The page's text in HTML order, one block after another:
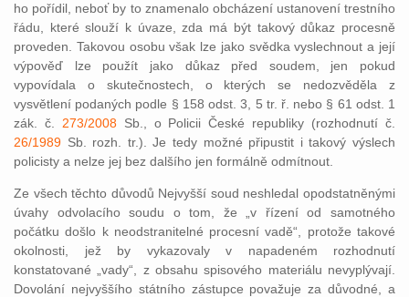
ho pořídil, neboť by to znamenalo obcházení ustanovení trestního
řádu, které slouží k úvaze, zda má být takový důkaz procesně
proveden. Takovou osobu však lze jako svědka vyslechnout a její
výpověď lze použít jako důkaz před soudem, jen pokud
vypovídala o skutečnostech, o kterých se nedozvěděla z
vysvětlení podaných podle § 158 odst. 3, 5 tr. ř. nebo § 61 odst. 1
zák. č. 273/2008Sb., o Policii České republiky (rozhodnutí č.
26/1989 Sb. rozh. tr.). Je tedy možné připustit i takový výslech
policisty a nelze jej bez dalšího jen formálně odmítnout.
Ze všech těchto důvodů Nejvyšší soud neshledal opodstatněnými
úvahy odvolacího soudu o tom, že „v řízení od samotného
počátku došlo k neodstranitelné procesní vadě“, protože takové
okolnosti, jež by vykazovaly v napadeném rozhodnutí
konstatované „vady“, z obsahu spisového materiálu nevyplývají.
Dovolání nejvyššího státního zástupce považuje za důvodné, a